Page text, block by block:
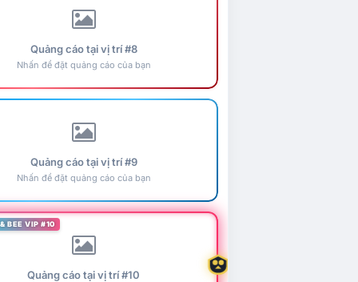
Quảng cáo tại vị trí #8
Nhấn để đặt quảng cáo của bạn
Quảng cáo tại vị trí #9
Nhấn để đặt quảng cáo của bạn
BEE VIP #10
Quảng cáo tại vị trí #10